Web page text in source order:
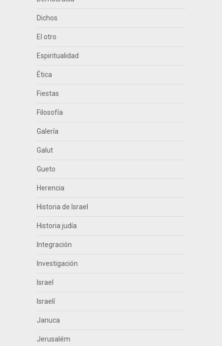
Dichos
El otro
Espiritualidad
Ética
Fiestas
Filosofía
Galería
Galut
Gueto
Herencia
Historia de Israel
Historia judía
Integración
Investigación
Israel
Israelí
Januca
Jerusalém